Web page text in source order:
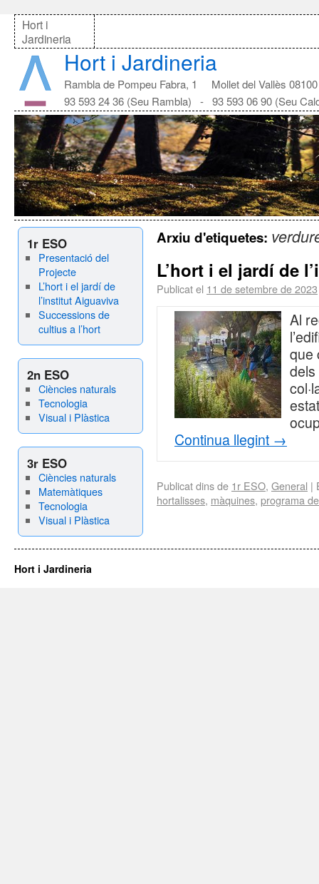
Hort i
Jardineria
Hort i Jardineria
Rambla de Pompeu Fabra, 1 Mollet del Vallès 08100
93 593 24 36 (Seu Rambla) - 93 593 06 90 (Seu
1r ESO
Presentació del
Projecte
L’hort i el jardí de
l’institut Aiguaviva
Successions de
cultius a l’hort
2n ESO
Ciències naturals
Tecnologia
Visual i Plàstica
3r ESO
Ciències naturals
Matemàtiques
Tecnologia
Visual i Plàstica
Arxiu d'etiquetes:
L’hort i el jardí de
Publicat el 11 de setembre de 2023
Al
que
Continua llegint →
Publicat dins de 1r ESO, General |
hortalisses, màquines, programa
Hort i Jardineria